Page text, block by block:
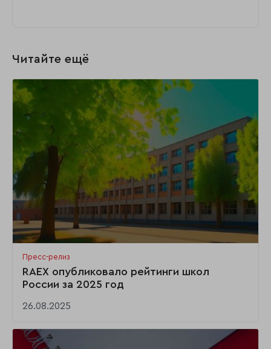
Читайте ещё
Пресс-релиз
RAEX опубликовало рейтинги школ
России за 2025 год
26.08.2025